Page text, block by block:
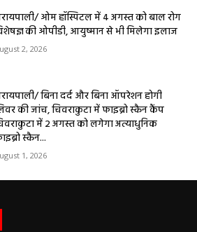
ओम हॉस्पिटल में 4 अगस्त को बाल रोग
की ओपीडी, आयुष्मान से भी मिलेगा इलाज
2, 2026
बिना दर्द और बिना ऑपरेशन होगी
की जांच, चिवराकुटा में फाइब्रो स्कैन कैंप
में 2 अगस्त को लगेगा अत्याधुनिक
स्कैन...
1, 2026